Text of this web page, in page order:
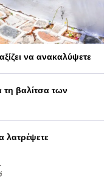
να ανακαλύψετε
τη βαλίτσα των
λατρέψετε